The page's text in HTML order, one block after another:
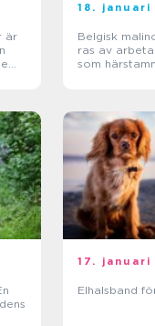
är
18. januari
Belgisk
ras av
som
17. januari
Elhalsband